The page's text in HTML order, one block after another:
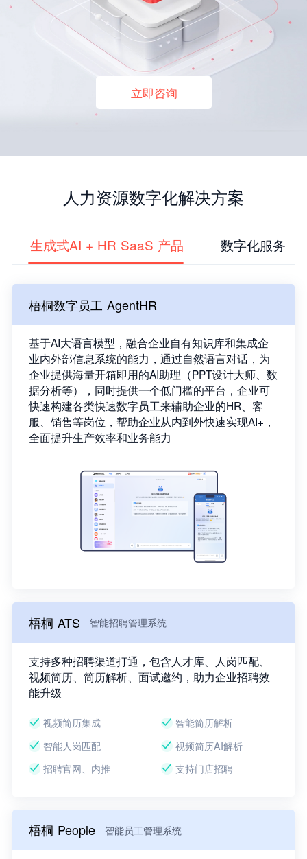
立即咨询
人力资源数字化解决方案
生成式AI + HR SaaS 产品 数字化服务
梧桐数字员工 AgentHR
基于AI大语言模型，融合企业自有知识库和集成企
业内外部信息系统的能力，通过自然语言对话，为
企业提供海量开箱即用的AI助理（PPT设计大师、数
据分析等），同时提供一个低门槛的平台，企业可
快速构建各类快速数字员工来辅助企业的HR、客
服、销售等岗位，帮助企业从内到外快速实现AI+，
全面提升生产效率和业务能力
梧桐 ATS 智能招聘管理系统
支持多种招聘渠道打通，包含人才库、人岗匹配、
视频简历、简历解析、面试邀约，助力企业招聘效
能升级
视频简历集成
智能简历解析
智能人岗匹配
视频简历AI解析
招聘官网、内推
支持门店招聘
梧桐 People 智能员工管理系统